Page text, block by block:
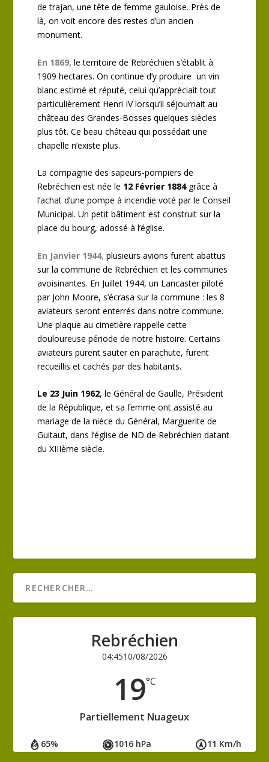
de trajan, une tête de femme gauloise. Près de
là, on voit encore des restes d’un ancien
monument.
En 1869, le territoire de Rebréchien s’établit à
1909 hectares. On continue d’y produire un vin
blanc estimé et réputé, celui qu’appréciait tout
particulièrement Henri IV lorsqu’il séjournait au
château des Grandes-Bosses quelques siècles
plus tôt. Ce beau château qui possédait une
chapelle n’existe plus.
La compagnie des sapeurs-pompiers de
Rebréchien est née le 12 Février 1884grâce à
l’achat d’une pompe à incendie voté par le Conseil
Municipal. Un petit bâtiment est construit sur la
place du bourg, adossé à l’église.
En Janvier 1944,plusieurs avions furent abattus
sur la commune de Rebréchien et les communes
avoisinantes. En Juillet 1944, un Lancaster piloté
par John Moore, s’écrasa sur la commune : les 8
aviateurs seront enterrés dans notre commune.
Une plaque au cimetière rappelle cette
douloureuse période de notre histoire. Certains
aviateurs purent sauter en parachute, furent
recueillis et cachés par des habitants.
Le 23 Juin 1962, le Général de Gaulle, Président
de la République, et sa femme ont assisté au
mariage de la nièce du Général, Marguerite de
Guitaut, dans l’église de ND de Rebréchien datant
du XIIIème siècle.
Rebréchien
04:4510/08/2026
19°C
Partiellement Nuageux
65% 1016 hPa 11 Km/h